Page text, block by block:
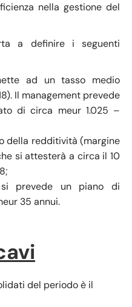
nella gestione del
a definire i seguenti
ad un tasso medio
Il management prevede
di circa meur 1.025 –
della redditività (margine
si attesterà a circa il 10
prevede un piano di
35 annui.
del periodo è il